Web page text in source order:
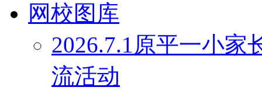
网校图库
2026.7.1原平一小家
流活动